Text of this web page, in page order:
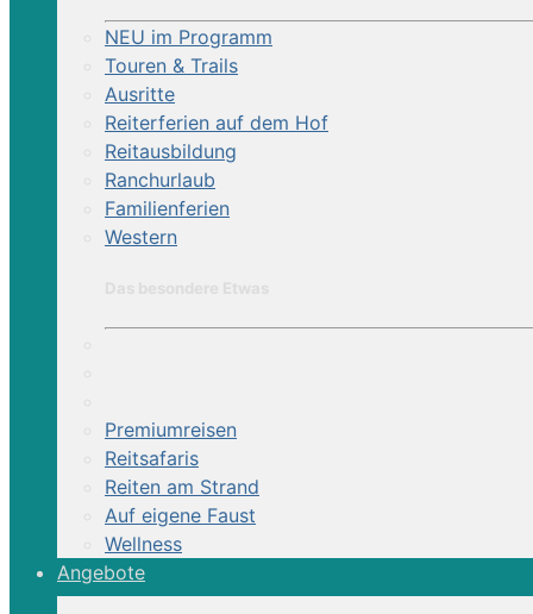
NEU im Programm
Touren & Trails
Ausritte
Reiterferien auf dem Hof
Reitausbildung
Ranchurlaub
Familienferien
Western
Premiumreisen
Reitsafaris
Reiten am Strand
Auf eigene Faust
Wellness
Angebote
Im Land der Lusitanos (7 Tage) |
Eine Tour für echte Lusitano-Fans!
Hauptstadt" Golega kennen. Dabei reiten Sie
Land der Lusitanos, 7 Tage, DZ, VP
Sattel:Englisch